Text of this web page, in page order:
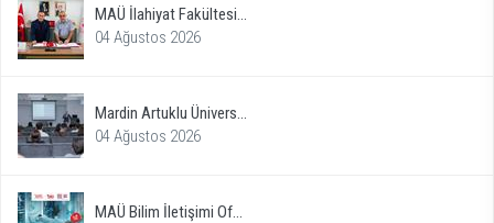
MAÜ İlahiyat Fakültesi...
04 Ağustos 2026
Mardin Artuklu Ünivers...
04 Ağustos 2026
MAÜ Bilim İletişimi Of...